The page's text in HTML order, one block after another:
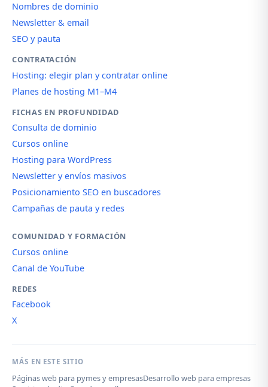
Nombres de dominio
Newsletter & email
SEO y pauta
CONTRATACIÓN
Hosting: elegir plan y contratar online
Planes de hosting M1–M4
FICHAS EN PROFUNDIDAD
Consulta de dominio
Cursos online
Hosting para WordPress
Newsletter y envíos masivos
Posicionamiento SEO en buscadores
Campañas de pauta y redes
COMUNIDAD Y FORMACIÓN
Cursos online
Canal de YouTube
REDES
Facebook
X
MÁS EN ESTE SITIO
Páginas web para pymes y empresasDesarrollo web para empresas